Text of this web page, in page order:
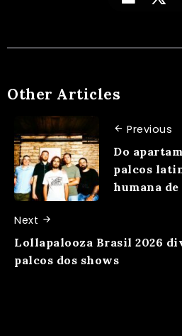
Other Articles
Previous
Do
palcos
humana
Next
Lollapalooza Brasil 2026
palcos dos shows